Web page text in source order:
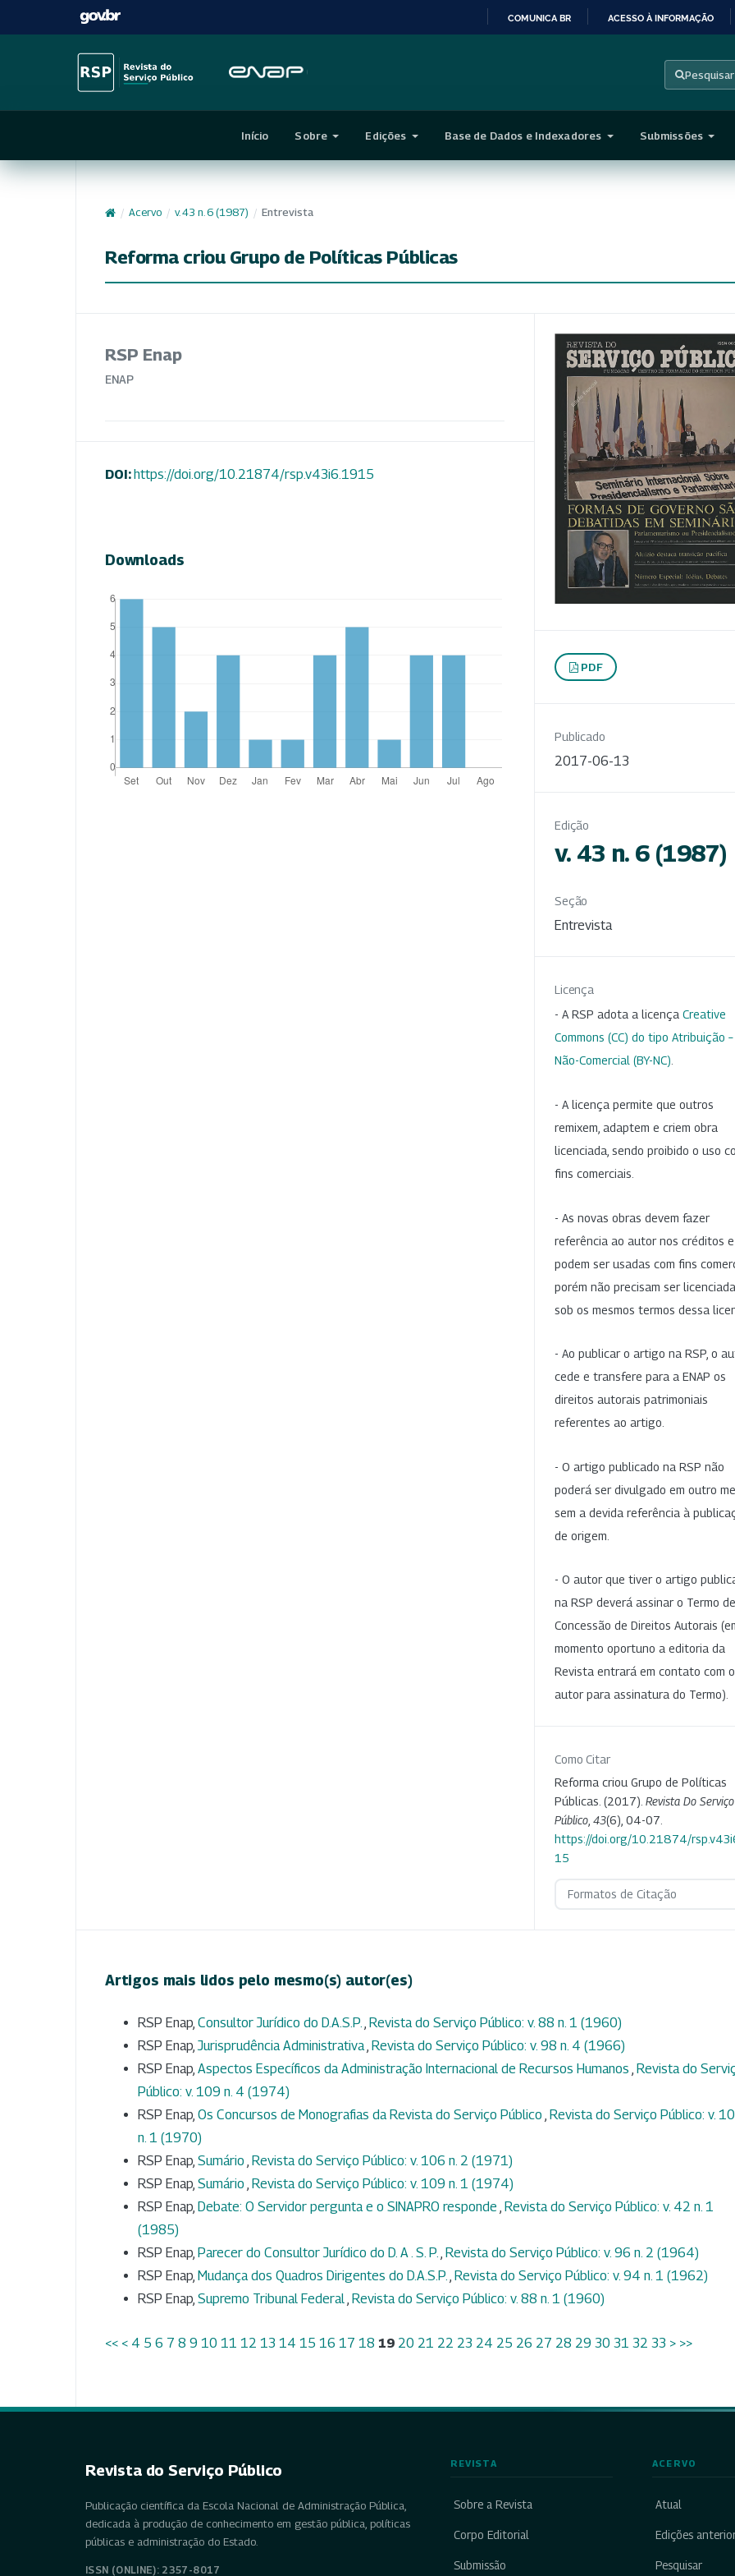
CONTEÚDO
COMUNICA BR ACESSO À INFORMAÇÃO
Pesquisar
Início Sobre Edições Base de Dados e Indexadores Submissões
/ Acervo / v. 43 n. 6 (1987) / Entrevista
Reforma criou Grupo de Políticas Públicas
RSP Enap
ENAP
DOI:https://doi.org/10.21874/rsp.v43i6.1915
Downloads
PDF
Publicado
2017-06-13
Edição
v. 43 n. 6 (1987)
Seção
Entrevista
Licença
- A RSP adota a licença Creative
Commons (CC) do tipo Atribuição –
Não-Comercial (BY-NC)
- A licença permite que outros
remixem, adaptem e criem obra
licenciada, sendo proibido o uso
fins comerciais.
- As novas obras devem fazer
referência ao autor nos créditos
podem ser usadas com fins
porém não precisam ser
sob os mesmos termos dessa
- Ao publicar o artigo na RSP, o
cede e transfere para a ENAP os
direitos autorais patrimoniais
referentes ao artigo.
- O artigo publicado na RSP não
poderá ser divulgado em outro
sem a devida referência à
de origem.
- O autor que tiver o artigo
na RSP deverá assinar o Termo de
Concessão de Direitos Autorais
momento oportuno a editoria da
Revista entrará em contato com o
autor para assinatura do Termo).
Como Citar
Reforma criou Grupo de Políticas
Públicas. (2017). Revista Do Serviço
Público 43(6), 04-07.
https://doi.org/10.21874/
15
Formatos de Citação
Artigos mais lidos pelo mesmo(s) autor(es)
RSP Enap, Consultor Jurídico do D.A.S.P., Revista do Serviço Público: v. 88 n. 1 (1960)
RSP Enap,Jurisprudência Administrativa, Revista do Serviço Público: v. 98 n. 4 (1966)
RSP Enap, Aspectos Específicos da Administração Internacional de Recursos Humanos , Revista do
Público: v. 109 n. 4 (1974)
RSP Enap, Os Concursos de Monografias da Revista do Serviço Público , Revista do Serviço Público: v.
n. 1 (1970)
RSP Enap, Sumário , Revista do Serviço Público: v. 106 n. 2 (1971)
RSP Enap, Sumário , Revista do Serviço Público: v. 109 n. 1 (1974)
RSP Enap, Debate: O Servidor pergunta e o SINAPRO responde , Revista do Serviço Público: v. 42 n. 1
(1985)
RSP Enap, Parecer do Consultor Jurídico do D. A . S. P., Revista do Serviço Público: v. 96 n. 2 (1964)
RSP Enap, Mudança dos Quadros Dirigentes do D.A.S.P., Revista do Serviço Público: v. 94 n. 1 (1962)
RSP Enap, Supremo Tribunal Federal, Revista do Serviço Público: v. 88 n. 1 (1960)
<< < 4 5 6 7 8 9 10 11 12 13 14 15 16 17 18 19 20 21 22 23 24 25 26 27 28 29 30 31 32 33 > >>
Revista do Serviço Público
Publicação científica da Escola Nacional de Administração Pública,
dedicada à produção de conhecimento em gestão pública, políticas
públicas e administração do Estado.
ISSN (ONLINE): 2357-8017
REVISTA
Sobre a Revista
Corpo Editorial
Submissão
ACERVO
Atual
Edições
Pesquisar